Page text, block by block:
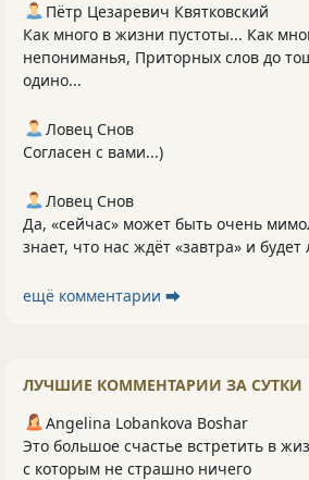
Пётр Цезаревич Квятковский
Как много в жизни пустоты... Как
непониманья, Приторных слов до
одино...
Ловец Снов
Согласен с вами...)
Ловец Снов
Да, «сейчас» может быть очень
знает, что нас ждёт «завтра» и будет
ещё комментарии ⮕
ЛУЧШИЕ КОММЕНТАРИИ ЗА СУТКИ
Angelina Lobankova Boshar
Это большое счастье встретить в
с которым не страшно ничего